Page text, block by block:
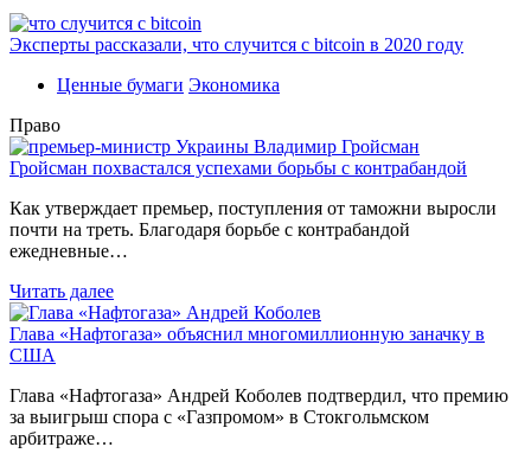
Эксперты рассказали, что случится с bitcoin в 2020 году
Ценные бумаги Экономика
Право
Гройсман похвастался успехами борьбы с контрабандой
Как утверждает премьер, поступления от таможни выросли
почти на треть. Благодаря борьбе с контрабандой
ежедневные…
Читать далее
Глава «Нафтогаза» объяснил многомиллионную заначку в
США
Глава «Нафтогаза» Андрей Коболев подтвердил, что премию
за выигрыш спора с «Газпромом» в Стокгольмском
арбитраже…